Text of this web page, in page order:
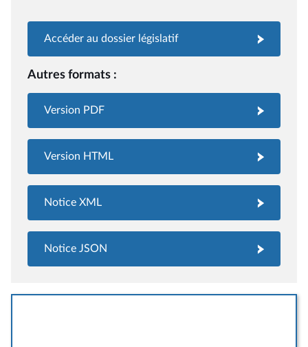
Accéder au dossier législatif
Autres formats :
Version PDF
Version HTML
Notice XML
Notice JSON